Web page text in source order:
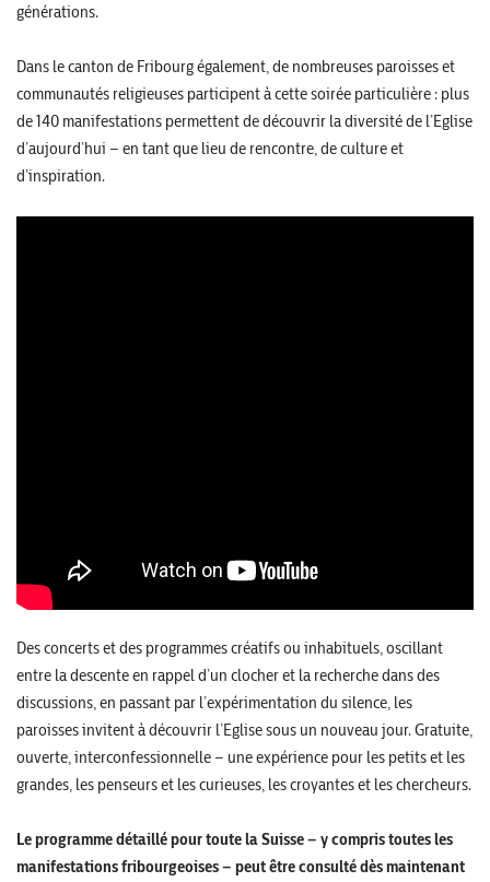
générations.
Dans le canton de Fribourg également, de nombreuses paroisses et
communautés religieuses participent à cette soirée particulière : plus
de 140 manifestations permettent de découvrir la diversité de l’Eglise
d’aujourd’hui – en tant que lieu de rencontre, de culture et
d’inspiration.
Des concerts et des programmes créatifs ou inhabituels, oscillant
entre la descente en rappel d’un clocher et la recherche dans des
discussions, en passant par l’expérimentation du silence, les
paroisses invitent à découvrir l’Eglise sous un nouveau jour. Gratuite,
ouverte, interconfessionnelle – une expérience pour les petits et les
grandes, les penseurs et les curieuses, les croyantes et les chercheurs.
Le programme détaillé pour toute la Suisse – y compris toutes les
manifestations fribourgeoises – peut être consulté dès maintenant